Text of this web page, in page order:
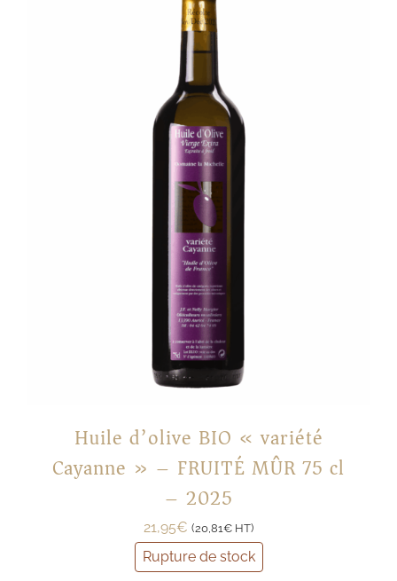
Huile d’olive BIO « variété
Cayanne » – FRUITÉ MÛR 75 cl
– 2025
21,95€ (20,81€ HT)
Rupture de stock